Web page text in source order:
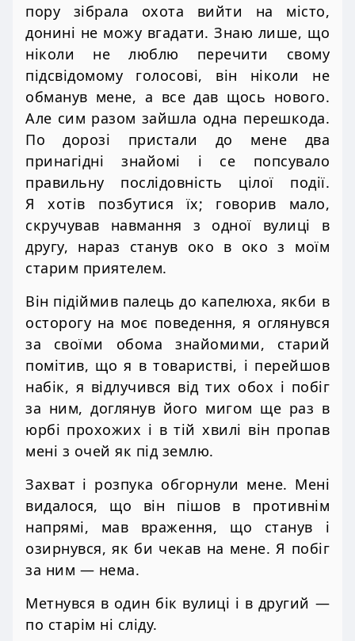
пору зібрала охота вийти на місто,
донині не можу вгадати. Знаю лише, що
ніколи не люблю перечити свому
підсвідомому голосові, він ніколи не
обманув мене, а все дав щось нового.
Але сим разом зайшла одна перешкода.
По дорозі пристали до мене два
принагідні знайомі і се попсувало
правильну послідовність цілої події.
Я хотів позбутися їх; говорив мало,
скручував навмання з одної вулиці в
другу, нараз станув око в око з моїм
старим приятелем.
Він підіймив палець до капелюха, якби в
осторогу на моє поведення, я оглянувся
за своїми обома знайомими, старий
помітив, що я в товаристві, і перейшов
набік, я відлучився від тих обох і побіг
за ним, доглянув його мигом ще раз в
юрбі прохожих і в тій хвилі він пропав
мені з очей як під землю.
Захват і розпука обгорнули мене. Мені
видалося, що він пішов в противнім
напрямі, мав враження, що станув і
озирнувся, як би чекав на мене. Я побіг
за ним — нема.
Метнувся в один бік вулиці і в другий —
по старім ні сліду.